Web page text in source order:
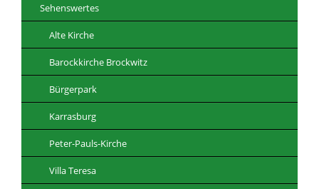
Sehenswertes
Alte Kirche
Barockkirche Brockwitz
Bürgerpark
Karrasburg
Peter-Pauls-Kirche
Villa Teresa